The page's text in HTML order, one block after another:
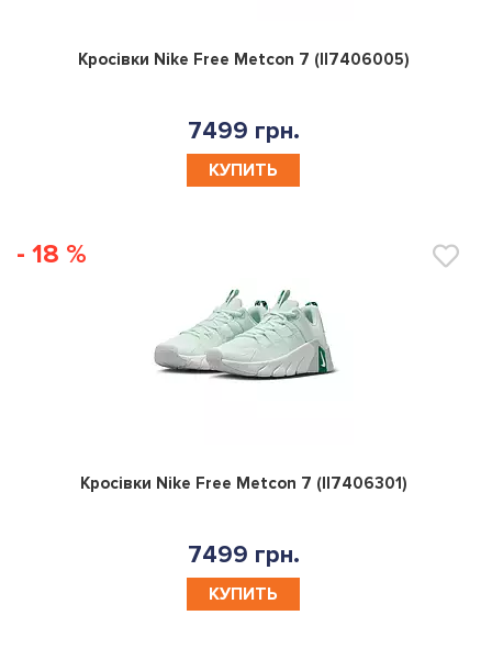
0
Кросівки Nike Free Metcon 7 (II7406005)
7499 грн.
КУПИТЬ
- 18 %
0
Кросівки Nike Free Metcon 7 (II7406301)
7499 грн.
КУПИТЬ